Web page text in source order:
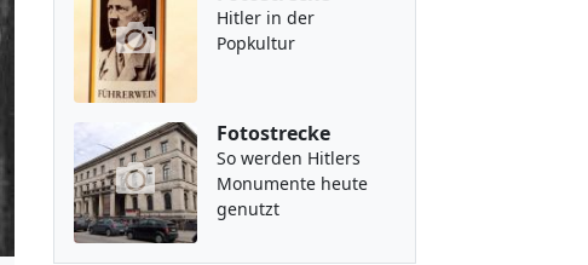
Hitler in der
Popkultur
Fotostrecke
So werden Hitlers
Monumente heute
genutzt